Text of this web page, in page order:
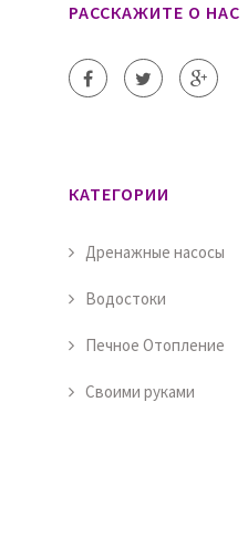
РАССКАЖИТЕ О НАС
КАТЕГОРИИ
Дренажные насосы
Водостоки
Печное Отопление
Своими руками